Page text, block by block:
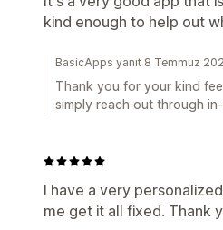
kind enough to help out
BasicApps yanıt 8 Temmuz
Thank you for your kind
simply reach out through
I have a very
me get it all fixed. Thank